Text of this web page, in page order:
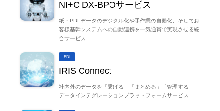
NI+C DX-BPOサービス
紙・PDFデータのデジタル化や手作業の自動化、そしてお
客様基幹システムへの自動連携を一気通貫で実現させる統
合サービス
EDI
IRIS Connect
社内外のデータを「繋げる」「まとめる」「管理する」
データインテグレーションプラットフォームサービス